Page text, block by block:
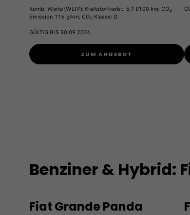
Komb. Werte (WLTP): Kraftstoffverbr.: 5,1 l/100 km; CO2-
Emission 116 g/km; CO2-Klasse: D.
GÜLTIG BIS 30.09.2026
ZUM ANGEBOT
Benziner & Hybrid:
Fiat Grande Panda